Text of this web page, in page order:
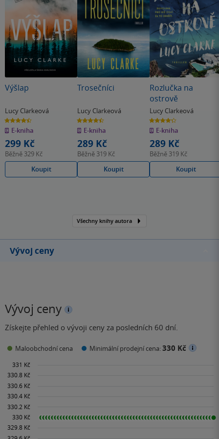
Výšlap
Lucy Clarkeová
4.4
z
5
hvězdiček
E-kniha
299 Kč
Běžně 329 Kč
Koupit
Trosečníci
Lucy Clarkeová
4.5
z
5
hvězdiček
E-kniha
289 Kč
Běžně 319 Kč
Koupit
Rozlučka na
ostrově
Lucy Clarkeová
4.3
z
5
hvězdiček
E-kniha
289 Kč
Běžně 319 Kč
Koupit
Všechny knihy autora
Vývoj ceny
Vývoj ceny
Získejte přehled o vývoji ceny za posledních 60 dní.
Maloobchodní cena Minimální prodejní cena:330 Kč